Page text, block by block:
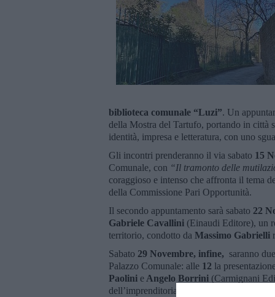
biblioteca comunale “Luzi”. Un
della Mostra del Tartufo, portando in città
identità, impresa e letteratura, con uno
Gli incontri prenderanno il via sabato 15
Comunale, con “Il tramonto delle
coraggioso e intenso che affronta il tema
della Commissione Pari Opportunità.
Il secondo appuntamento sarà sabato 22
Gabriele Cavallini (Einaudi Editore), un
territorio, condotto da Massimo Gabrielli
Sabato 29 Novembre, infine, saranno
Palazzo Comunale: alle 12 la
Paolini e Angelo Borrini (Carmignani
dell’imprenditoria sanminiatese; e alle 17